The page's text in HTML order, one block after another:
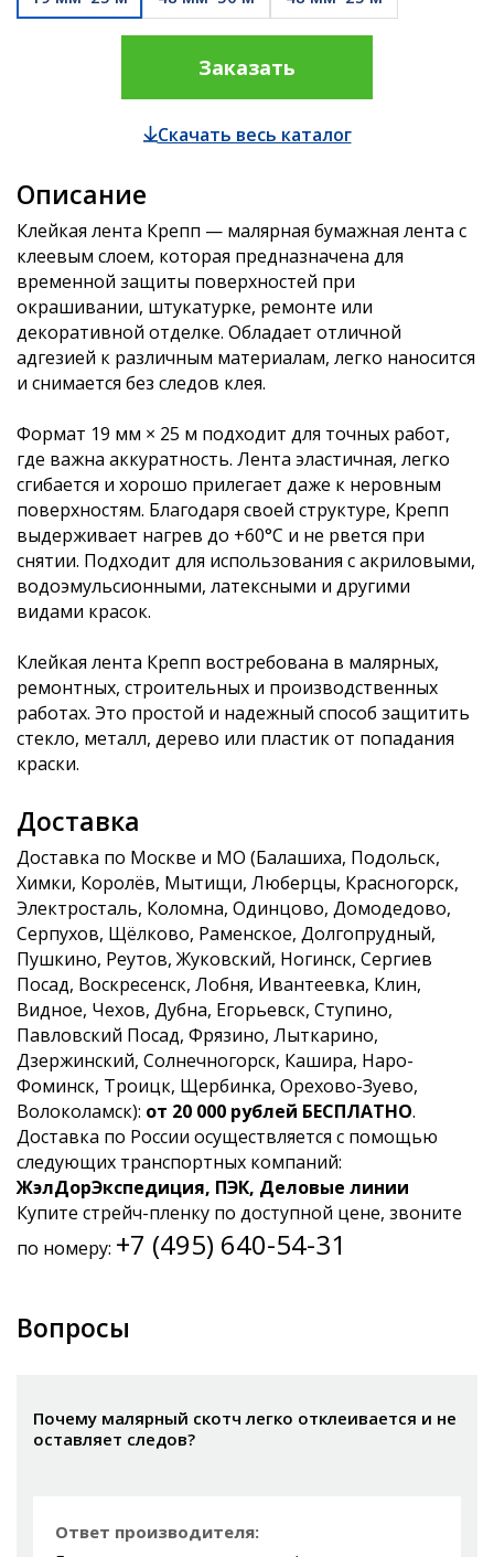
Заказать
Скачать весь каталог
Описание
Клейкая лента Крепп — малярная бумажная лента с
клеевым слоем, которая предназначена для
временной защиты поверхностей при
окрашивании, штукатурке, ремонте или
декоративной отделке. Обладает отличной
адгезией к различным материалам, легко наносится
и снимается без следов клея.
Формат 19 мм × 25 м подходит для точных работ,
где важна аккуратность. Лента эластичная, легко
сгибается и хорошо прилегает даже к неровным
поверхностям. Благодаря своей структуре, Крепп
выдерживает нагрев до +60°C и не рвется при
снятии. Подходит для использования с акриловыми,
водоэмульсионными, латексными и другими
видами красок.
Клейкая лента Крепп востребована в малярных,
ремонтных, строительных и производственных
работах. Это простой и надежный способ защитить
стекло, металл, дерево или пластик от попадания
краски.
Доставка
Доставка по Москве и МО (Балашиха, Подольск,
Химки, Королёв, Мытищи, Люберцы, Красногорск,
Электросталь, Коломна, Одинцово, Домодедово,
Серпухов, Щёлково, Раменское, Долгопрудный,
Пушкино, Реутов, Жуковский, Ногинск, Сергиев
Посад, Воскресенск, Лобня, Ивантеевка, Клин,
Видное, Чехов, Дубна, Егорьевск, Ступино,
Павловский Посад, Фрязино, Лыткарино,
Дзержинский, Солнечногорск, Кашира, Наро-
Фоминск, Троицк, Щербинка, Орехово-Зуево,
Волоколамск): от 20 000 рублей БЕСПЛАТНО.
Доставка по России осуществляется с помощью
следующих транспортных компаний:
ЖэлДорЭкспедиция, ПЭК, Деловые линии
Купите стрейч-пленку по доступной цене, звоните
по номеру: +7 (495) 640-54-31
Вопросы
Почему малярный скотч легко отклеивается и не
оставляет следов?
Ответ производителя: